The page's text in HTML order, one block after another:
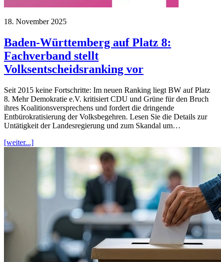
18. November 2025
Baden-Württemberg auf Platz 8:
Fachverband stellt
Volksentscheidsranking vor
Seit 2015 keine Fortschritte: Im neuen Ranking liegt BW auf Platz
8. Mehr Demokratie e.V. kritisiert CDU und Grüne für den Bruch
ihres Koalitionsversprechens und fordert die dringende
Entbürokratisierung der Volksbegehren. Lesen Sie die Details zur
Untätigkeit der Landesregierung und zum Skandal um…
[weiter...]